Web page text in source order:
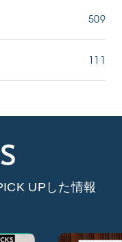
509
111
UPした情報